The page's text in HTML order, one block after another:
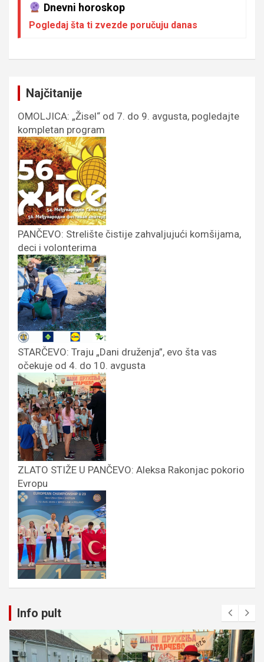
Dnevni horoskop
Pogledaj šta ti zvezde poručuju danas
Najčitanije
OMOLJICA: „Žisel“ od 7. do 9. avgusta, pogledajte
kompletan program
PANČEVO: Strelište čistije zahvaljujući komšijama,
deci i volonterima
STARČEVO: Traju „Dani druženja”, evo šta vas
očekuje od 4. do 10. avgusta
ZLATO STIŽE U PANČEVO: Aleksa Rakonjac pokorio
Evropu
Info pult